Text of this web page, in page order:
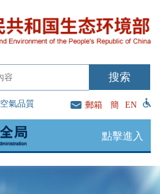
空氣品質 郵箱 簡 EN
點擊進入